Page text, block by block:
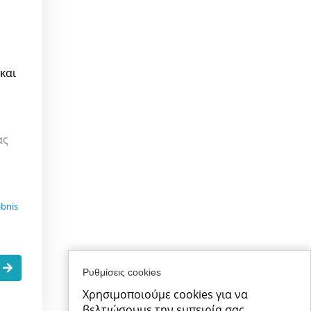
Ρυθμίσεις cookies
Χρησιμοποιούμε cookies για να